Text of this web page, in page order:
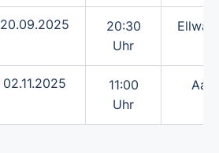
20.09.2025
20:30
Uhr
02.11.2025
11:00
Uhr